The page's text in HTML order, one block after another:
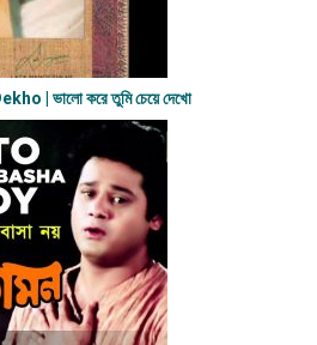
| ভালো করে তুমি চেয়ে দেখো